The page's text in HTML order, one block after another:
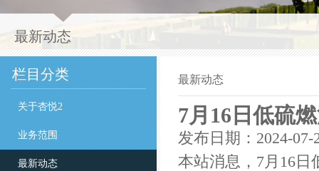
最新动态
栏目分类
关于杏悦2
业务范围
最新动态
最新动态
7月16日低硫
发布日期：2024-
本站消息，7月16日